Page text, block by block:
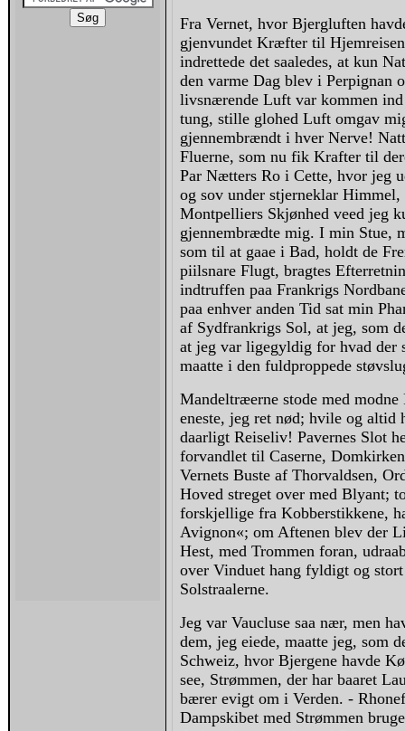
Fra Vernet, hvor Bjergluften
gjenvundet Kræfter til
indrettede det saaledes, at kun
den varme Dag blev i Perpignan
livsnærende Luft var kommen
tung, stille glohed Luft omgav
gjennembrændt i hver Nerve!
Fluerne, som nu fik Krafter til
Par Nætters Ro i Cette, hvor jeg
og sov under stjerneklar
Montpelliers Skjønhed veed jeg
gjennembrædte mig. I min Stue,
som til at gaae i Bad, holdt de
piilsnare Flugt, bragtes
indtruffen paa Frankrigs
paa enhver anden Tid sat min
af Sydfrankrigs Sol, at jeg, som
at jeg var ligegyldig for hvad der
maatte i den fuldproppede
Mandeltræerne stode med
eneste, jeg ret nød; hvile og altid
daarligt Reiseliv! Pavernes Slot
forvandlet til Caserne,
Vernets Buste af Thorvaldsen,
Hoved streget over med Blyant;
forskjellige fra Kobberstikkene,
Avignon«; om Aftenen blev der
Hest, med Trommen foran,
over Vinduet hang fyldigt og
Solstraalerne.
Jeg var Vaucluse saa nær, men
dem, jeg eiede, maatte jeg, som
Schweiz, hvor Bjergene havde
see, Strømmen, der har baaret
bærer evigt om i Verden. -
Dampskibet med Strømmen